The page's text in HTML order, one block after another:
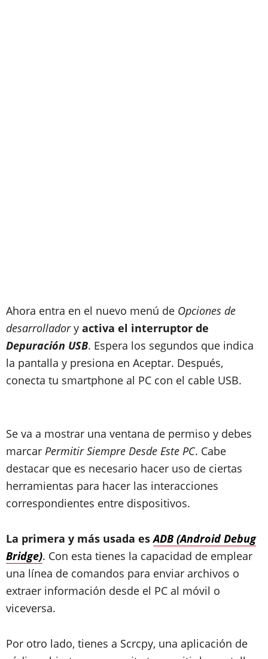
Ahora entra en el nuevo menú de Opciones de
desarrolladory activa el interruptor de
Depuración USB. Espera los segundos que indica
la pantalla y presiona en Aceptar. Después,
conecta tu smartphone al PC con el cable USB.
Se va a mostrar una ventana de permiso y debes
marcar Permitir Siempre Desde Este PC. Cabe
destacar que es necesario hacer uso de ciertas
herramientas para hacer las interacciones
correspondientes entre dispositivos.
La primera y más usada esADB (Android Debug
Bridge). Con esta tienes la capacidad de emplear
una línea de comandos para enviar archivos o
extraer información desde el PC al móvil o
viceversa.
Por otro lado, tienes a Scrcpy, una aplicación de